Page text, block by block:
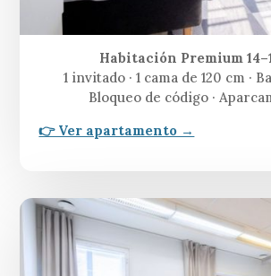
Habitación Premium
1 invitado · 1 cama de 120 cm ·
Bloqueo de código ·
👉 Ver apartamento →